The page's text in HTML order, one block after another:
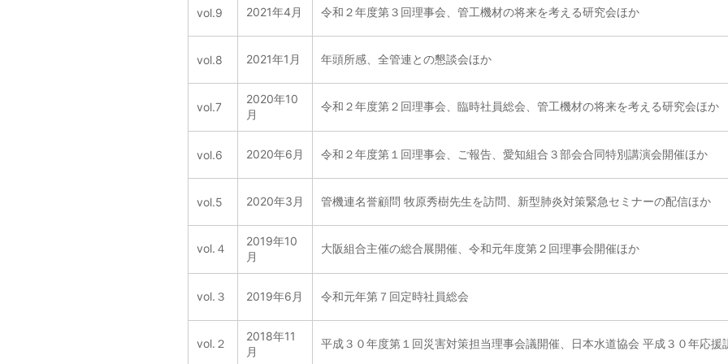
vol.9 2021年4月 令和２年度第３回理事会、管工機材の将来を考える研究会ほか
vol.8 2021年1月 年頭所感、全管連との懇談会ほか
vol.7
2020年10
月
令和２年度第２回理事会、臨時社員総会、管工機材の将来を考える研究会ほか
vol.6 2020年6月 令和２年度第１回理事会、ご報告、愛知組合３部会合同特別講演会開催ほか
vol.5 2020年3月 管機連名誉顧問 牧原秀樹先生を訪問、新型肺炎対策緊急セミナーの配信ほか
vol.４
2019年10
月
大阪組合主催の総合展開催、令和元年度第２回理事会開催ほか
vol.３ 2019年6月 令和元年第７回定時社員総会
vol.２
2018年11
月
平成３０年度第１回災害対策担当理事会議開催、日本水道協会 平成３０年応援